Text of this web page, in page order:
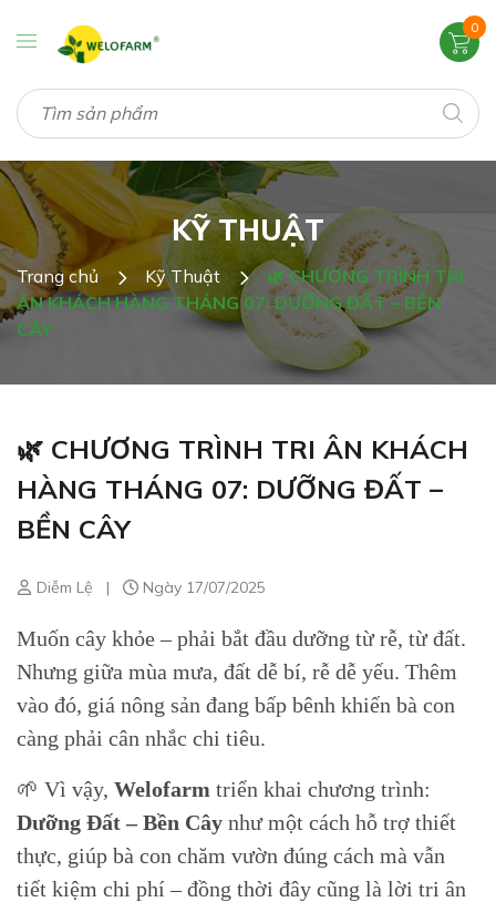
0
KỸ THUẬT
Trang chủ Kỹ Thuật
🌿 CHƯƠNG TRÌNH TRI
ÂN KHÁCH HÀNG THÁNG 07: DƯỠNG ĐẤT – BỀN
CÂY
🌿 CHƯƠNG TRÌNH TRI ÂN KHÁCH
HÀNG THÁNG 07: DƯỠNG ĐẤT –
BỀN CÂY
Diễm Lệ | Ngày 17/07/2025
Muốn cây khỏe – phải bắt đầu dưỡng từ rễ, từ đất.
Nhưng giữa mùa mưa, đất dễ bí, rễ dễ yếu. Thêm
vào đó, giá nông sản đang bấp bênh khiến bà con
càng phải cân nhắc chi tiêu.
🌱 Vì vậy, Welofarm triển khai chương trình:
Dưỡng Đất – Bền Cây như một cách hỗ trợ thiết
thực, giúp bà con chăm vườn đúng cách mà vẫn
tiết kiệm chi phí – đồng thời đây cũng là lời tri ân